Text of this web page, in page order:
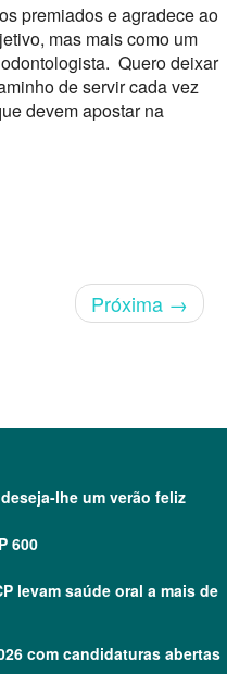
premiados e agradece ao
mas mais como um
Quero deixar
de servir cada vez
devem apostar na
Próxima →
lhe um verão feliz
600
levam saúde oral a mais de
com candidaturas abertas